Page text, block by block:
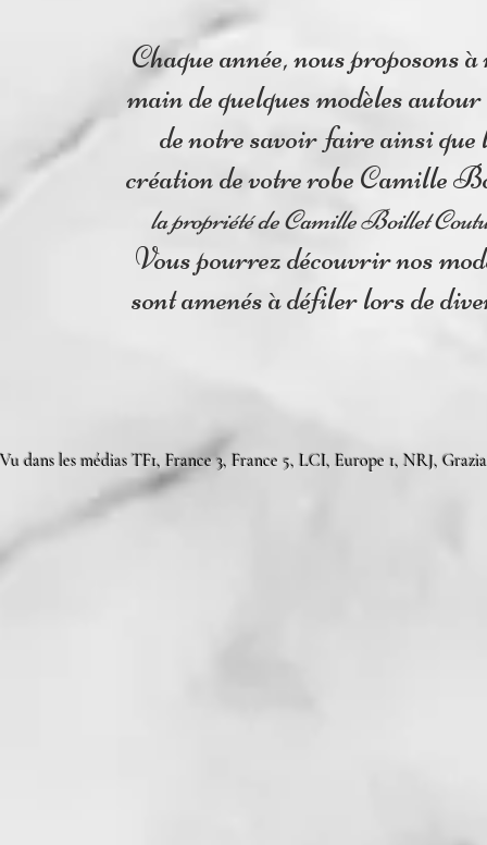
Chaque année, nous proposons
main de quelques modèles
de notre savoir faire ainsi
création de votre robe Camille
la propriété de Camille Boillet
Vous pourrez découvrir nos
sont amenés à défiler lors de
Vu dans les médias TF1, France 3, France 5, LCI, Europe 1, NRJ,